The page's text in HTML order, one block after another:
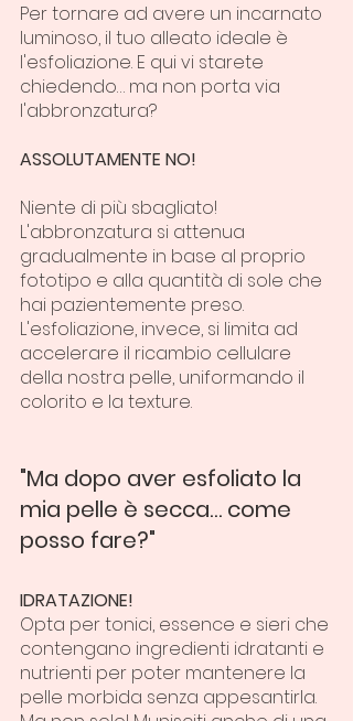
Per tornare ad avere un incarnato
luminoso, il tuo alleato ideale è
l'esfoliazione. E qui vi starete
chiedendo… ma non porta via
l'abbronzatura?
ASSOLUTAMENTE NO!
Niente di più sbagliato!
L'abbronzatura si attenua
gradualmente in base al proprio
fototipo e alla quantità di sole che
hai pazientemente preso.
L'esfoliazione, invece, si limita ad
accelerare il ricambio cellulare
della nostra pelle, uniformando il
colorito e la texture.
"Ma dopo aver esfoliato la
mia pelle è secca… come
posso fare?"
IDRATAZIONE!
Opta per tonici, essence e sieri che
contengano ingredienti idratanti e
nutrienti per poter mantenere la
pelle morbida senza appesantirla.